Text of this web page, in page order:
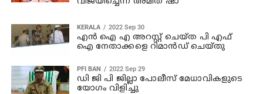
KERALA 2022 Sep 30
എന്‍ ഐ എ അറസ്റ്റ് ചെയ്ത പി എഫ്
ഐ നേതാക്കളെ റിമാന്‍ഡ് ചെയ്തു
PFI BAN 2022 Sep 29
ഡി ജി പി ജില്ലാ പോലീസ് മേധാവികളുടെ
യോഗം വിളിച്ചു